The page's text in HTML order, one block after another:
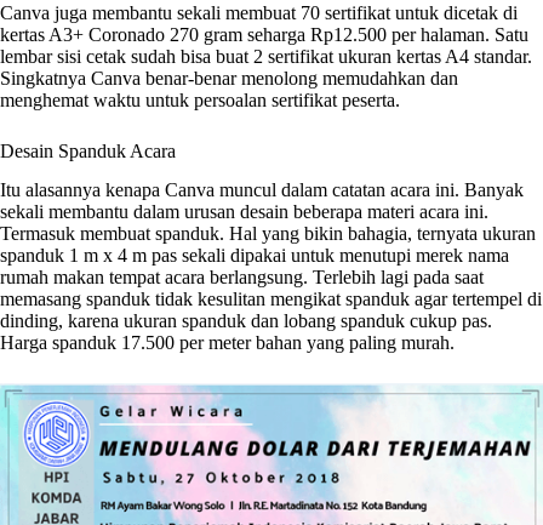
Canva juga membantu sekali membuat 70 sertifikat untuk dicetak di
kertas A3+ Coronado 270 gram seharga Rp12.500 per halaman. Satu
lembar sisi cetak sudah bisa buat 2 sertifikat ukuran kertas A4 standar.
Singkatnya Canva benar-benar menolong memudahkan dan
menghemat waktu untuk persoalan sertifikat peserta.
Desain Spanduk Acara
Itu alasannya kenapa Canva muncul dalam catatan acara ini. Banyak
sekali membantu dalam urusan desain beberapa materi acara ini.
Termasuk membuat spanduk. Hal yang bikin bahagia, ternyata ukuran
spanduk 1 m x 4 m pas sekali dipakai untuk menutupi merek nama
rumah makan tempat acara berlangsung. Terlebih lagi pada saat
memasang spanduk tidak kesulitan mengikat spanduk agar tertempel di
dinding, karena ukuran spanduk dan lobang spanduk cukup pas.
Harga spanduk 17.500 per meter bahan yang paling murah.